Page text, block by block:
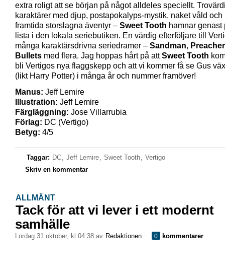
extra roligt att se början på något alldeles speciellt.
karaktärer med djup, postapokalyps-mystik, naket våld och
framtida storslagna äventyr – Sweet Tooth hamnar genast
lista i den lokala seriebutiken. En värdig efterföljare till
många karaktärsdrivna seriedramer – Sandman, Preacher
Bullets med flera. Jag hoppas hårt på attSweet Tooth
bli Vertigos nya flaggskepp och att vi kommer få se Gus
(likt Harry Potter) i många år och nummer framöver!
Manus: Jeff Lemire
Illustration: Jeff Lemire
Färgläggning: Jose Villarrubia
Förlag: DC (Vertigo)
Betyg: 4/5
Taggar: DC, Jeff Lemire, Sweet Tooth, Vertigo
Skriv en kommentar
ALLMÄNT
Tack för att vi lever i ett modernt
samhälle
lördag 31 oktober, kl 04:38 av Redaktionen 0 kommentarer